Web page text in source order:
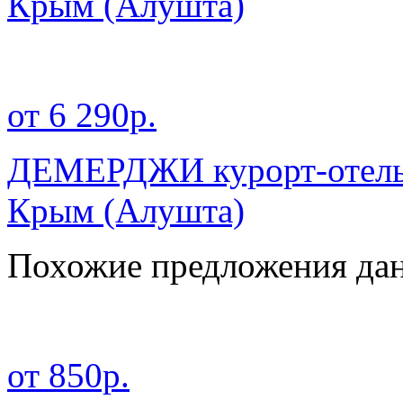
от 6 290р.
ДЕМЕРДЖИ курорт-
Крым (Алушта)
Похожие предложения
от 850р.